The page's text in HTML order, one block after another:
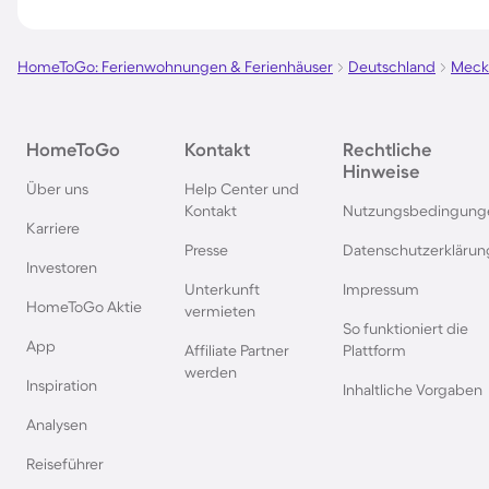
Hausboote in Leipzig
Hausboote in Spanien
Hausboote in der Eifel Hausboote in
Hausboote in Kappeln Hausboote in
Hausboote in Bremerhaven
HomeToGo: Ferienwohnungen & Ferienhäuser Deutschland
HomeToGo
Über uns
Karriere
Investoren
HomeToGo Aktie
App
Inspiration
Analysen
Reiseführer
Kontakt
Help Center und
Kontakt
Presse
Unterkunft
vermieten
Affiliate Partner
werden
Rechtliche
Hinweise
Impressum
So funktioniert die
Plattform
Inhaltliche Vorgaben